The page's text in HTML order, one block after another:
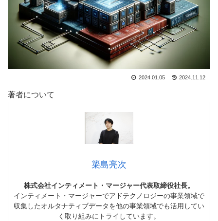
2024.01.05 2024.11.12
著者について
簗島亮次
株式会社インティメート・マージャー代表取締役社長。
インティメート・マージャーでアドテクノロジーの事業領域で
収集したオルタナティブデータを他の事業領域でも活用してい
く取り組みにトライしています。